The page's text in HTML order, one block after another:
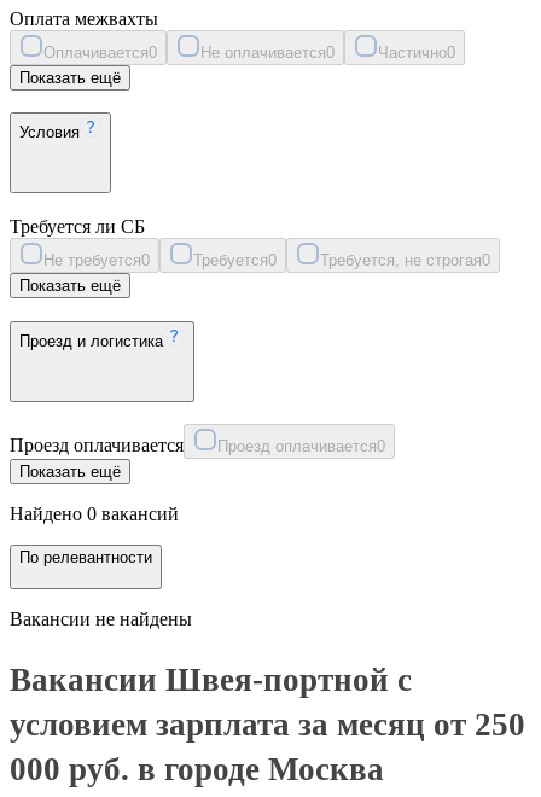
Оплата межвахты
Оплачивается0 Не оплачивается0 Частично0
Показать ещё
Условия
Требуется ли СБ
Не требуется0 Требуется0 Требуется, не строгая0
Показать ещё
Проезд и логистика
Проезд оплачивается Проезд оплачивается0
Показать ещё
Найдено 0 вакансий
По релевантности
Вакансии не найдены
Вакансии Швея-портной с
условием зарплата за месяц от 250
000 руб. в городе Москва